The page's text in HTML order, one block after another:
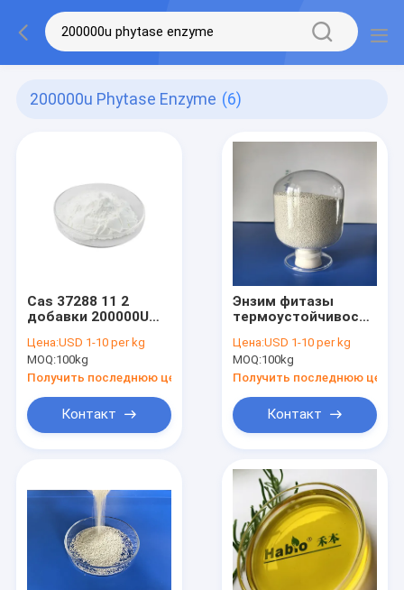
200000u Phytase Enzyme (6)
Cas 37288 11 2
добавки 200000U
энзима фитазы
Цена:USD 1-10 per kg
MOQ:100kg
Получить последнюю цену
Контакт
Энзим фитазы
термоустойчивости
высокий
высокорадиоактивный
Цена:USD 1-10 per kg
MOQ:100kg
Получить последнюю цену
Контакт